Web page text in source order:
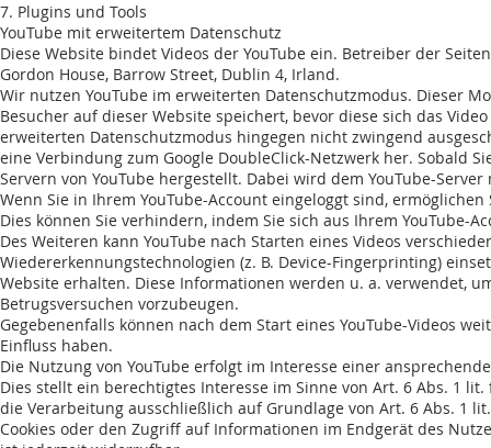
7. Plugins und Tools
YouTube mit erweitertem Datenschutz
Diese Website bindet Videos der YouTube ein. Betreiber der
Gordon House, Barrow Street, Dublin 4, Irland.
Wir nutzen YouTube im erweiterten Datenschutzmodus. Dieser
Besucher auf dieser Website speichert, bevor diese sich das
erweiterten Datenschutzmodus hingegen nicht zwingend
eine Verbindung zum Google DoubleClick-Netzwerk her. Sobald
Servern von YouTube hergestellt. Dabei wird dem YouTube-
Wenn Sie in Ihrem YouTube-Account eingeloggt sind,
Dies können Sie verhindern, indem Sie sich aus Ihrem YouTube-
Des Weiteren kann YouTube nach Starten eines Videos
Wiedererkennungstechnologien (z. B. Device-Fingerprinting)
Website erhalten. Diese Informationen werden u. a. verwendet,
Betrugsversuchen vorzubeugen.
Gegebenenfalls können nach dem Start eines YouTube-Videos
Einfluss haben.
Die Nutzung von YouTube erfolgt im Interesse einer
Dies stellt ein berechtigtes Interesse im Sinne von Art. 6 Abs. 1
die Verarbeitung ausschließlich auf Grundlage von Art. 6 Abs. 1
Cookies oder den Zugriff auf Informationen im Endgerät des